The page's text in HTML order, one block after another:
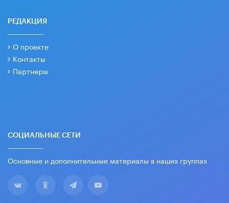
РЕДАКЦИЯ
О проекте
Контакты
Партнеры
СОЦИАЛЬНЫЕ СЕТИ
Основные и дополнительные материалы в наших группах